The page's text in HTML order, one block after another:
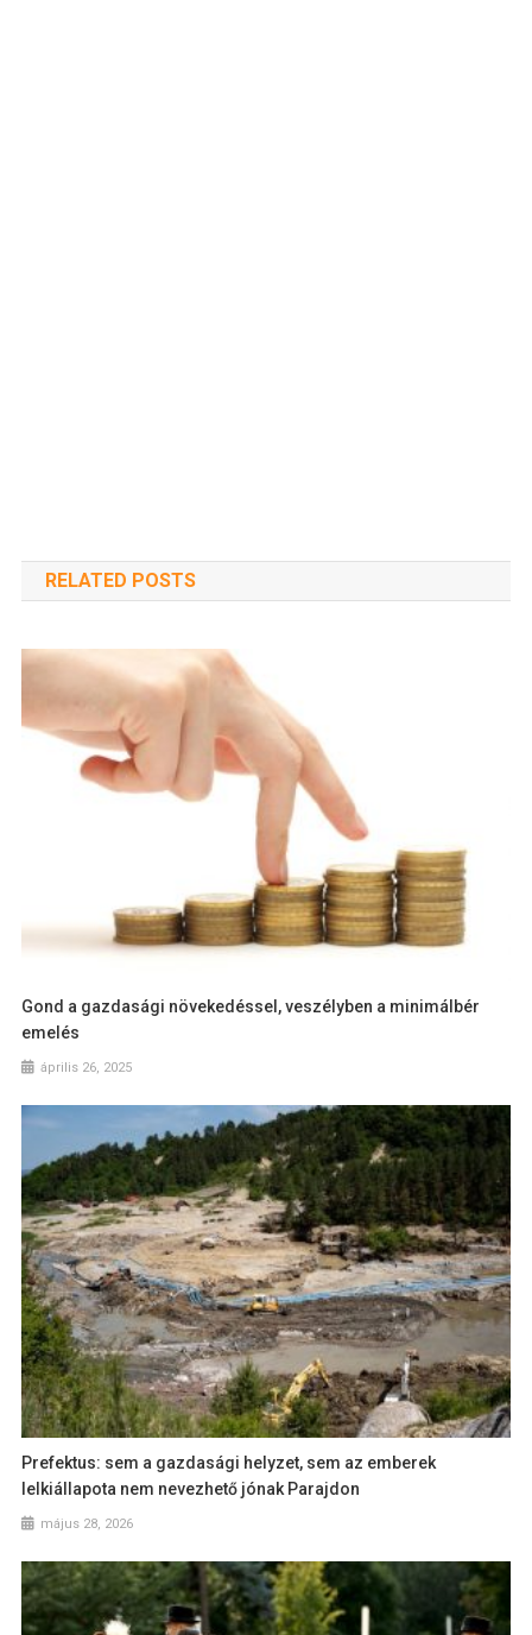
RELATED POSTS
Gond a gazdasági növekedéssel, veszélyben a minimálbér
emelés
április 26, 2025
Prefektus: sem a gazdasági helyzet, sem az emberek
lelkiállapota nem nevezhető jónak Parajdon
május 28, 2026